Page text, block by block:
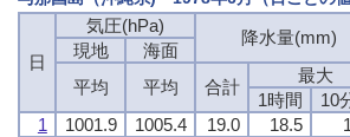
日
気圧(hPa)
降水量(mm)
現地
海面
平均
平均 合計
最大
1時間
10
1
1001.9 1005.4 19.0 18.5